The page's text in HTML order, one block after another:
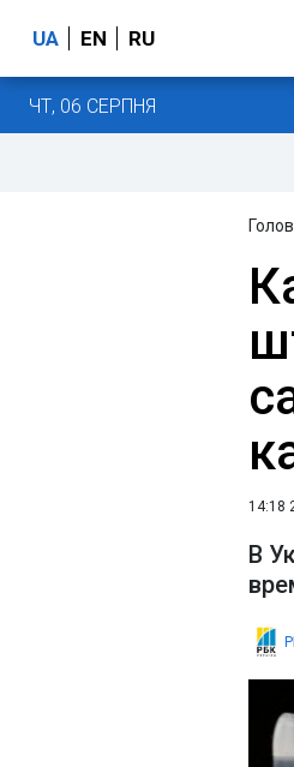
UA EN RU
ЧТ, 06 СЕРПНЯ
14:18
В